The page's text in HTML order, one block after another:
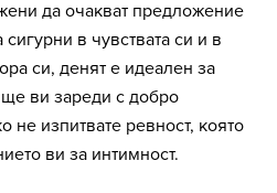
да очакват предложение
в чувствата си и в
си, денят е идеален за
ви зареди с добро
не изпитвате ревност, която
ви за интимност.